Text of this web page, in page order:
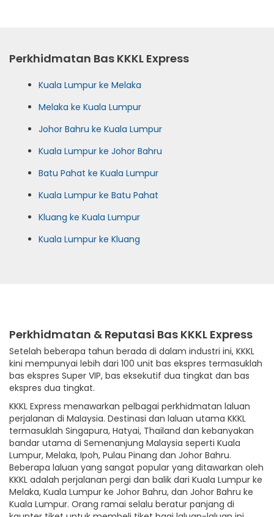
Perkhidmatan Bas KKKL Express
Kuala Lumpur ke Melaka
Melaka ke Kuala Lumpur
Johor Bahru ke Kuala Lumpur
Kuala Lumpur ke Johor Bahru
Batu Pahat ke Kuala Lumpur
Kuala Lumpur ke Batu Pahat
Kluang ke Kuala Lumpur
Kuala Lumpur ke Kluang
Perkhidmatan & Reputasi Bas KKKL Express
Setelah beberapa tahun berada di dalam industri ini, KKKL
kini mempunyai lebih dari 100 unit bas ekspres termasuklah
bas ekspres Super VIP, bas eksekutif dua tingkat dan bas
ekspres dua tingkat.
KKKL Express menawarkan pelbagai perkhidmatan laluan
perjalanan di Malaysia. Destinasi dan laluan utama KKKL
termasuklah Singapura, Hatyai, Thailand dan kebanyakan
bandar utama di Semenanjung Malaysia seperti Kuala
Lumpur, Melaka, Ipoh, Pulau Pinang dan Johor Bahru.
Beberapa laluan yang sangat popular yang ditawarkan oleh
KKKL adalah perjalanan pergi dan balik dari Kuala Lumpur ke
Melaka, Kuala Lumpur ke Johor Bahru, dan Johor Bahru ke
Kuala Lumpur. Orang ramai selalu beratur panjang di